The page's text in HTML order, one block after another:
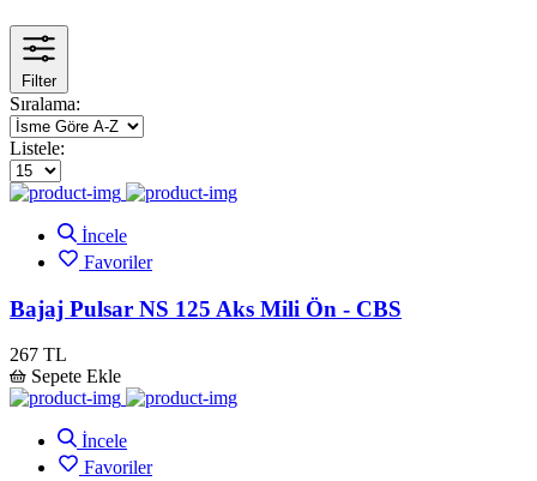
Filter
Sıralama:
Listele:
İncele
Favoriler
Bajaj Pulsar NS 125 Aks Mili Ön - CBS
267 TL
Sepete Ekle
İncele
Favoriler